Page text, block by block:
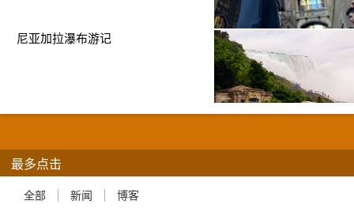
尼亚加拉瀑布游记
最多点击
全部 新闻 博客